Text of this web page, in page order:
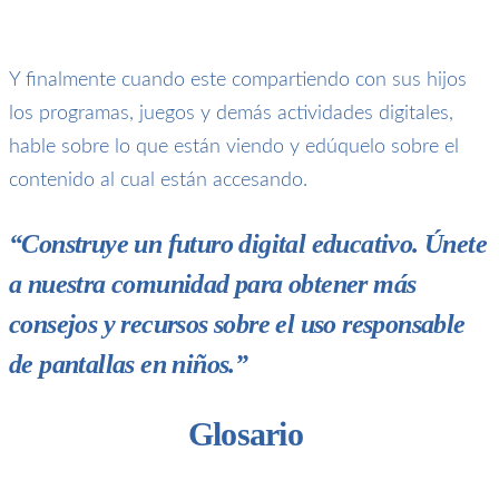
Y finalmente cuando este compartiendo con sus hijos
los programas, juegos y demás actividades digitales,
hable sobre lo que están viendo y edúquelo sobre el
contenido al cual están accesando.
“Construye un futuro digital educativo. Únete
a nuestra comunidad para obtener más
consejos y recursos sobre el uso responsable
de pantallas en niños.”
Glosario